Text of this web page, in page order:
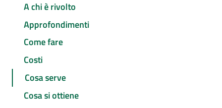
A chi è rivolto
Approfondimenti
Come fare
Costi
Cosa serve
Cosa si ottiene